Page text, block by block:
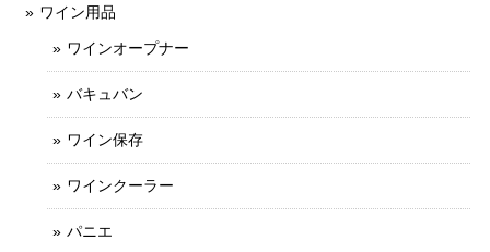
ワイン用品
ワインオープナー
バキュバン
ワイン保存
ワインクーラー
パニエ